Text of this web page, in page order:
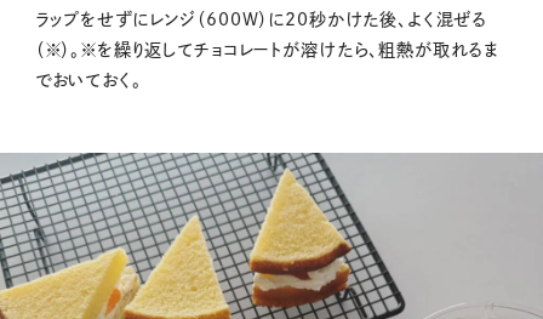
ラップをせずにレンジ（600W）に20秒かけた後、よく混ぜる
（※）。※を繰り返してチョコレートが溶けたら、粗熱が取れるま
でおいておく。